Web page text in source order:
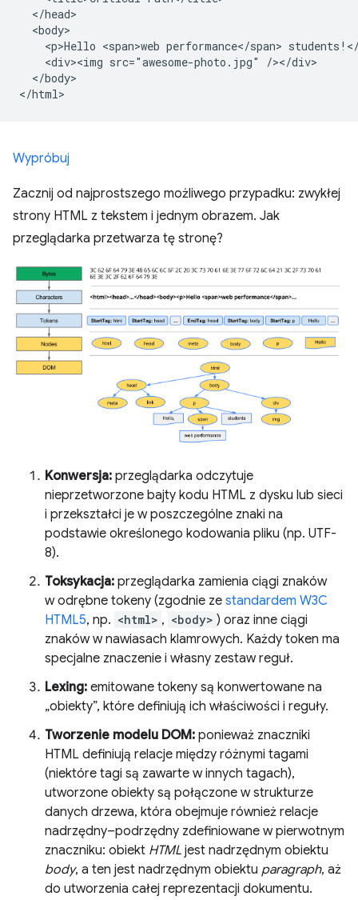
  </head>
  <body>
<p>Hello <span>web performance</span>
    <div><img src="awesome-photo.jpg" /></div>
  </body>
Wypróbuj
Zacznij od najprostszego możliwego przypadku: zwykłej
strony HTML z tekstem i jednym obrazem. Jak
przeglądarka przetwarza tę stronę?
Konwersja: przeglądarka odczytuje
nieprzetworzone bajty kodu HTML z dysku lub sieci
i przekształci je w poszczególne znaki na
podstawie określonego kodowania pliku (np. UTF-
8).
Toksykacja: przeglądarka zamienia ciągi znaków
w odrębne tokeny (zgodnie ze standardem W3C
HTML5, np. <html> , <body> ) oraz inne ciągi
znaków w nawiasach klamrowych. Każdy token ma
specjalne znaczenie i własny zestaw reguł.
Lexing: emitowane tokeny są konwertowane na
„obiekty”, które definiują ich właściwości i reguły.
Tworzenie modelu DOM: ponieważ znaczniki
HTML definiują relacje między różnymi tagami
(niektóre tagi są zawarte w innych tagach),
utworzone obiekty są połączone w strukturze
danych drzewa, która obejmuje również relacje
nadrzędny–podrzędny zdefiniowane w pierwotnym
znaczniku: obiekt HTML jest nadrzędnym obiektu
body, a ten jest nadrzędnym obiektu paragraph, aż
do utworzenia całej reprezentacji dokumentu.